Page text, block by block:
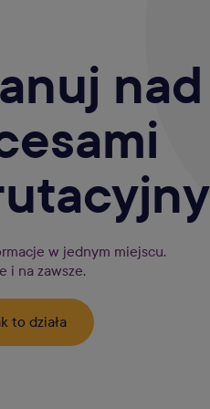
nad
w jednym miejscu.
i na zawsze.
to działa